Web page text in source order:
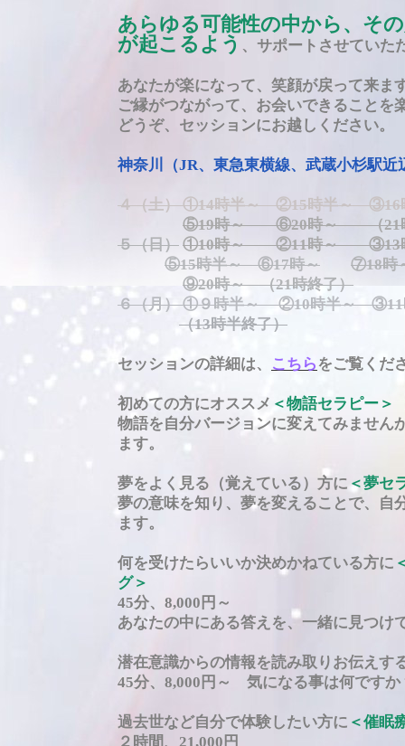
あらゆる可能性の中から、そ
が起こるよう 、 サポートさせていた
あなたが楽になって、笑顔が戻って来ま
ご縁がつながって、お会いできることを
どうぞ、セッションにお越しください。
神奈川（JR、東急東横線、武蔵小杉駅近
４（土） ①14時半～ ②15時半～ ③16
⑤19時～ ⑥20時～ （21
５（日） ①10時～ ②11時～③13
⑤15時半～ ⑥17時～
⑦18
⑨20時～ （21時終了）
６（月） ①９時半～ ②10時半～
（13時半終了）
セッションの詳細は、 こちら をご覧くだ
初めての方にオススメ ＜物語セラピー＞
物語を自分バージョンに変えてみませ
ます。
夢をよく見る（覚えている）方に ＜夢セ
夢の意味を知り、夢を変えることで、自
ます。
何を受けたらいいか決めかねている方に
グ＞
45分、8,000円～
あなたの中にある答えを、一緒に見つけ
潜在意識からの情報を読み取りお伝えす
45分、8,000円～ 気になる事は何ですか
過去世など自分で体験したい方に ＜催眠
２時間、21,000円